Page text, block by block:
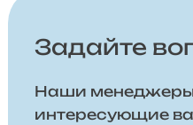
Задайте
Наши менеджеры
интересующие